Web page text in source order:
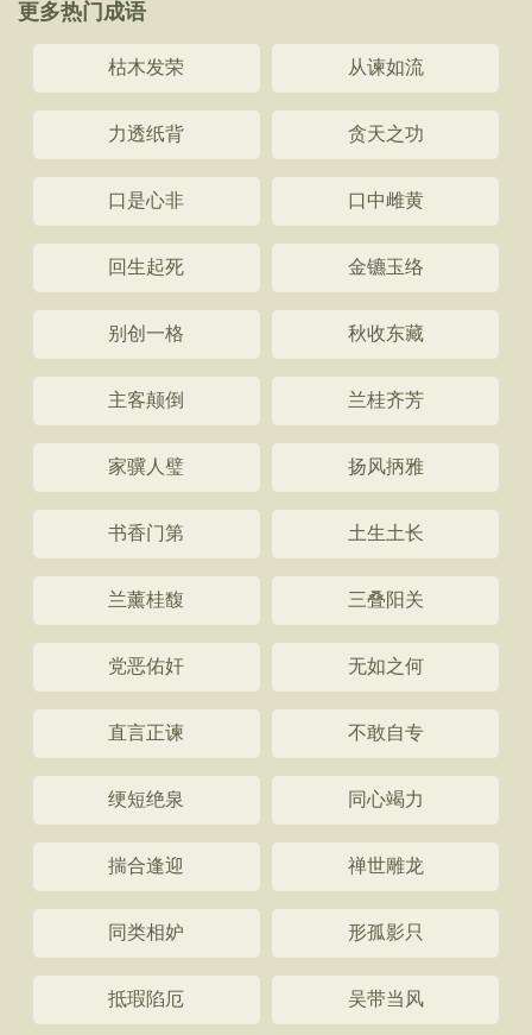
更多热门成语
枯木发荣 从谏如流
力透纸背 贪天之功
口是心非 口中雌黄
回生起死 金镳玉络
别创一格 秋收东藏
主客颠倒 兰桂齐芳
家骥人璧 扬风抦雅
书香门第 土生土长
兰薰桂馥 三叠阳关
党恶佑奸 无如之何
直言正谏 不敢自专
绠短绝泉 同心竭力
揣合逢迎 禅世雕龙
同类相妒 形孤影只
抵瑕陷厄 吴带当风